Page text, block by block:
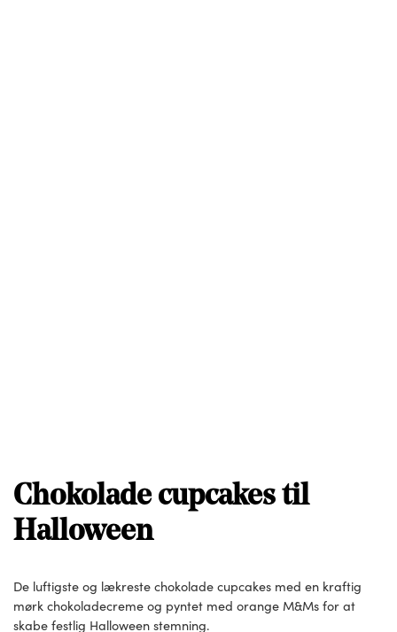
Chokolade cupcakes til
Halloween
De luftigste og lækreste chokolade cupcakes med en kraftig
mørk chokoladecreme og pyntet med orange M&Ms for at
skabe festlig Halloween stemning.